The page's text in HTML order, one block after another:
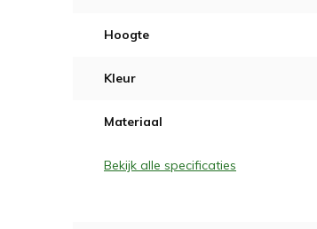
Hoogte
Kleur
Materiaal
Bekijk alle specificaties